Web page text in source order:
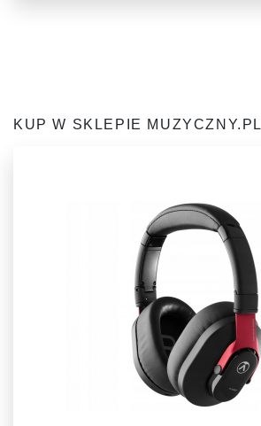
KUP W SKLEPIE MUZYCZNY.PL